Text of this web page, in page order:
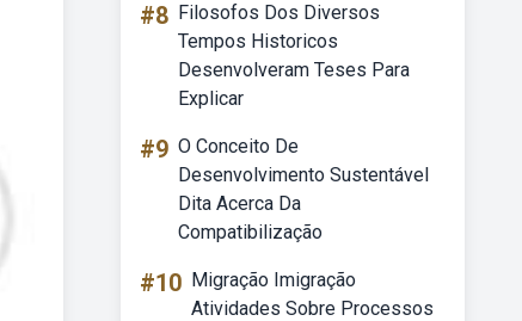
#8 Filosofos Dos Diversos
Tempos Historicos
Desenvolveram Teses Para
Explicar
#9 O Conceito De
Desenvolvimento Sustentável
Dita Acerca Da
Compatibilização
#10 Migração Imigração
Atividades Sobre Processos